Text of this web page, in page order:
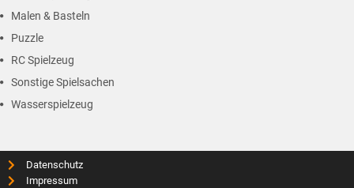
Malen & Basteln
Puzzle
RC Spielzeug
Sonstige Spielsachen
Wasserspielzeug
Datenschutz
Impressum